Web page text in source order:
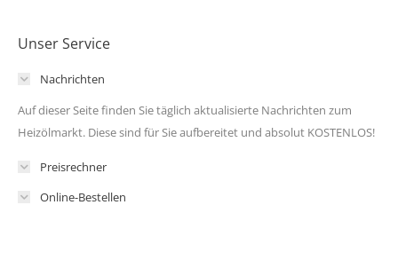
Unser Service
Nachrichten
Auf dieser Seite finden Sie täglich aktualisierte Nachrichten zum
Heizölmarkt. Diese sind für Sie aufbereitet und absolut KOSTENLOS!
Preisrechner
Online-Bestellen